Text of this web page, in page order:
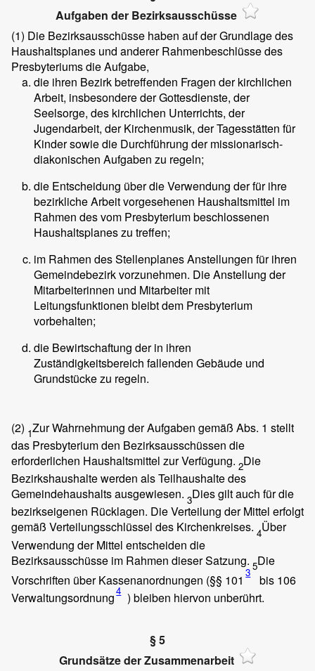
Aufgaben der Bezirksausschüsse
(1) Die Bezirksausschüsse haben auf der Grundlage des
Haushaltsplanes und anderer Rahmenbeschlüsse des
Presbyteriums die Aufgabe,
die ihren Bezirk betreffenden Fragen der kirchlichen
Arbeit, insbesondere der Gottesdienste, der
Seelsorge, des kirchlichen Unterrichts, der
Jugendarbeit, der Kirchenmusik, der Tagesstätten für
Kinder sowie die Durchführung der missionarisch-
diakonischen Aufgaben zu regeln;
die Entscheidung über die Verwendung der für ihre
bezirkliche Arbeit vorgesehenen Haushaltsmittel im
Rahmen des vom Presbyterium beschlossenen
Haushaltsplanes zu treffen;
im Rahmen des Stellenplanes Anstellungen für ihren
Gemeindebezirk vorzunehmen. Die Anstellung der
Mitarbeiterinnen und Mitarbeiter mit
Leitungsfunktionen bleibt dem Presbyterium
vorbehalten;
die Bewirtschaftung der in ihren
Zuständigkeitsbereich fallenden Gebäude und
Grundstücke zu regeln.
(2) 1Zur Wahrnehmung der Aufgaben gemäß Abs. 1 stellt
das Presbyterium den Bezirksausschüssen die
erforderlichen Haushaltsmittel zur Verfügung. 2Die
Bezirkshaushalte werden als Teilhaushalte des
Gemeindehaushalts ausgewiesen. 3Dies gilt auch für die
bezirkseigenen Rücklagen. Die Verteilung der Mittel erfolgt
gemäß Verteilungsschlüssel des Kirchenkreises. 4Über
Verwendung der Mittel entscheiden die
Bezirksausschüsse im Rahmen dieser Satzung. 5Die
Vorschriften über Kassenanordnungen (§§ 101 3
bis 106
Verwaltungsordnung4 ) bleiben hiervon unberührt.
§ 5
Grundsätze der Zusammenarbeit